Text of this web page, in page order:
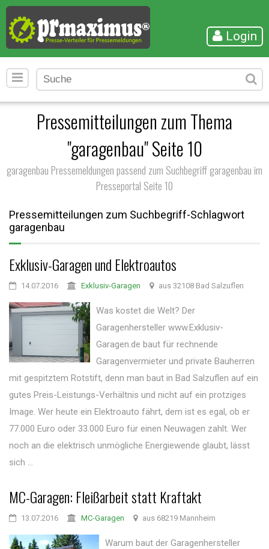
Login
Pressemitteilungen zum Thema
"garagenbau" Seite 10
garagenbau Pressemeldungen passend zum Suchbegriff garagenbau im
Presseportal Seite 10
Pressemitteilungen zum Suchbegriff-Schlagwort
garagenbau
Exklusiv-Garagen und Elektroautos
14.07.2016 Exklusiv-Garagen aus 32108 Bad Salzuflen
Was kostet die Welt? Der
Garagenhersteller www.Exklusiv-
Garagen.de baut für rechnende
Garagenvermieter und private Bauherren
mit gespitztem Rotstift, denn man baut in Bad Salzuflen auf ein
gutes Preis-Leistungs-Verhältnis und nicht auf ein protziges
Image. Wer heute ein Elektroauto fährt, dem ist es egal, ob er
77.000 Euro oder 33.000 Euro für einen Neuwagen zahlt. Wer
noch an die elektrisch unmögliche Energiewende glaubt, lässt
sich ...
MC-Garagen: Fleißarbeit statt Kraftakt
13.07.2016 MC-Garagen aus 68219 Mannheim
Warum baut der Garagenhersteller